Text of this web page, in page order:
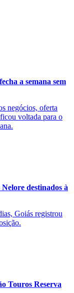
a semana sem
negócios, oferta
voltada para o
destinados à
Goiás registrou
Touros Reserva